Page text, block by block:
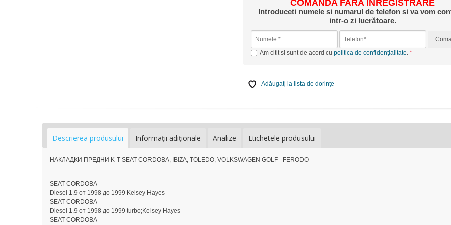
COMANDA FARA INREGISTRARE
Introduceti numele si numarul de telefon si va vom
intr-o zi lucrătoare.
Am citit si sunt de acord cupolitica de confidențialitate.
Adăugaţi la lista de dorinţe
Descrierea produsului Informaţii adiţionale Analize Etichetele produsului
НАКЛАДКИ ПРЕДНИ K-T SEAT CORDOBA, IBIZA, TOLEDO, VOLKSWAGEN GOLF - FERODO
SEAT CORDOBA
Diesel 1.9 от 1998 до 1999 Kelsey Hayes
SEAT CORDOBA
Diesel 1.9 от 1998 до 1999 turbo;Kelsey Hayes
SEAT CORDOBA